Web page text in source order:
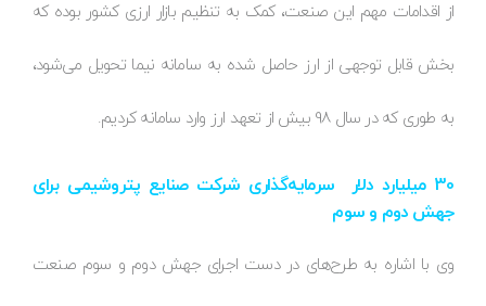
از اقدامات مهم این صنعت، کمک به تنظیم بازار ارزی کشور بوده که
بخش قابل توجهی از ارز حاصل شده به سامانه نیما تحویل می‌شود،
به طوری که در سال 98 بیش از تعهد ارز وارد سامانه کردیم.
30 میلیارد دلار سرمایه‌گذاری شرکت صنایع پتروشیمی برای
جهش دوم و سوم
وی با اشاره به طرح‌های در دست اجرای جهش دوم و سوم صنعت